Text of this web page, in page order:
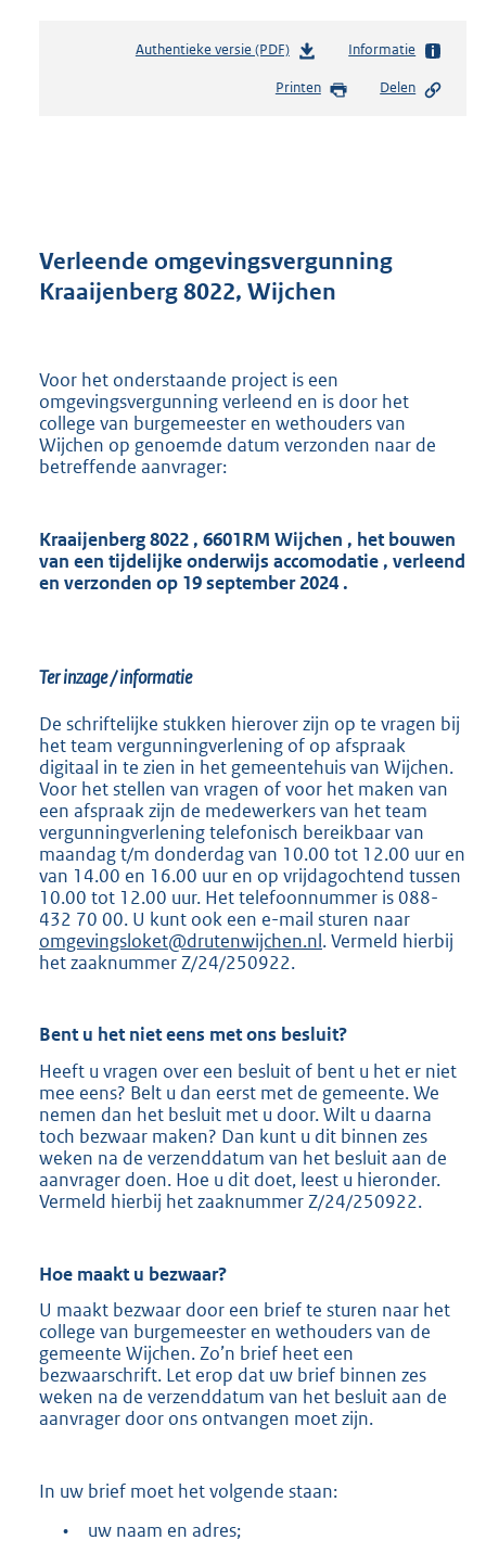
Authentieke versie (PDF)b
s
r
o
e
:
8
Informatie
Printen Delen
Verleende omgevingsvergunning
Kraaijenberg 8022, Wijchen
Voor het onderstaande project is een
omgevingsvergunning verleend en is door het
college van burgemeester en wethouders van
Wijchen op genoemde datum verzonden naar de
betreffende aanvrager:
Kraaijenberg 8022 , 6601RM Wijchen , het bouwen
van een tijdelijke onderwijs accomodatie , verleend
en verzonden op 19 september 2024.
Ter inzage / informatie
De schriftelijke stukken hierover zijn op te vragen bij
het team vergunningverlening of op afspraak
digitaal in te zien in het gemeentehuis van Wijchen.
Voor het stellen van vragen of voor het maken van
een afspraak zijn de medewerkers van het team
vergunningverlening telefonisch bereikbaar van
maandag t/m donderdag van 10.00 tot 12.00 uur en
van 14.00 en 16.00 uur en op vrijdagochtend tussen
10.00 tot 12.00 uur. Het telefoonnummer is 088-
432 70 00. U kunt ook een e-mail sturen naar
omgevingsloket@drutenwijchen.nl. Vermeld hierbij
het zaaknummer Z/24/250922.
Bent u het niet eens met ons besluit?
Heeft u vragen over een besluit of bent u het er niet
mee eens? Belt u dan eerst met de gemeente. We
nemen dan het besluit met u door. Wilt u daarna
toch bezwaar maken? Dan kunt u dit binnen zes
weken na de verzenddatum van het besluit aan de
aanvrager doen. Hoe u dit doet, leest u hieronder.
Vermeld hierbij het zaaknummer Z/24/250922.
Hoe maakt u bezwaar?
U maakt bezwaar door een brief te sturen naar het
college van burgemeester en wethouders van de
gemeente Wijchen. Zo’n brief heet een
bezwaarschrift. Let erop dat uw brief binnen zes
weken na de verzenddatum van het besluit aan de
aanvrager door ons ontvangen moet zijn.
In uw brief moet het volgende staan:
•
uw naam en adres;